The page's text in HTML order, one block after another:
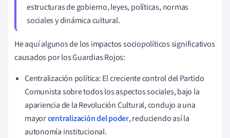
estructuras de gobierno, leyes, políticas, normas
sociales y dinámica cultural.
He aquí algunos de los impactos sociopolíticos significativos
causados por los Guardias Rojos:
Centralización política: El creciente control del Partido
Comunista sobre todos los aspectos sociales, bajo la
apariencia de la Revolución Cultural, condujo a una
mayorcentralización del poder, reduciendo así la
autonomía institucional.